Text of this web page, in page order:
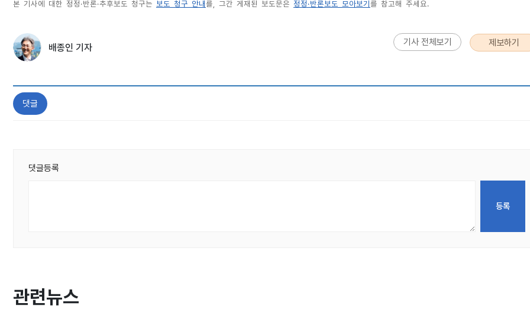
본 기사에 대한 정정·반론·추후보도 청구는 보도 청구 안내 를, 그간 게재된 보도문은 정정·반론보도 모아보기 를 참고해 주세요.
배종인 기자 기사 전체보기 제보하기
댓글
댓글등록
관련뉴스